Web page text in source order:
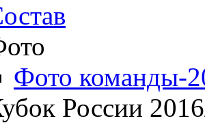
Фото команды-
России